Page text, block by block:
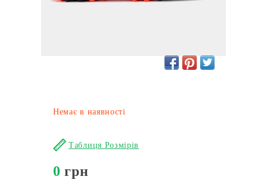
Немає в наявності
Таблиця Розмірів
0 грн